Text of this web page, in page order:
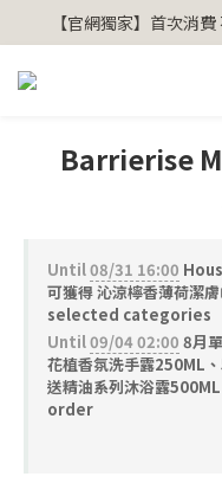
【官網獨家】首次消
【官網獨家】首次消
安心專用淨化
【官網獨家】首次消
Barrierise
Until08/31 16:00
可獲得 沁涼檸香薄荷潔
selected categories
Until09/04 02:00 8月
花植香氛洗手露250ML
送精油系列沐浴露
order